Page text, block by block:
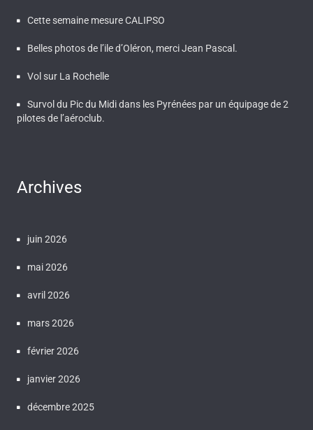
Cette semaine mesure CALIPSO
Belles photos de l’ile d’Oléron, merci Jean Pascal.
Vol sur La Rochelle
Survol du Pic du Midi dans les Pyrénées par un équipage de 2
pilotes de l’aéroclub.
Archives
juin 2026
mai 2026
avril 2026
mars 2026
février 2026
janvier 2026
décembre 2025